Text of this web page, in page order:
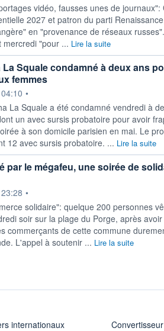
vidéo, fausses unes de journaux":
2027 et patron du parti
en "provenance de réseaux
"pour ... Lire la suite
Squale condamné à deux ans
femmes
04:10 •
La Squale a été condamné vendredi à
un avec sursis probatoire pour avoir
à son domicile parisien en mai. Le
12 avec sursis probatoire. ... Lire la suite
par le mégafeu, une soirée de
23:28 •
solidaire": quelque 200 personnes
soir sur la plage du Porge, après
commerçants de cette commune
L'appel à soutenir ... Lire la suite
internationaux